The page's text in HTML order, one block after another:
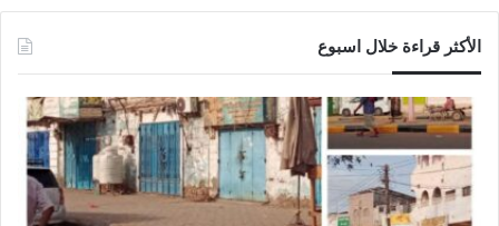
الأكثر قراءة خلال اسبوع